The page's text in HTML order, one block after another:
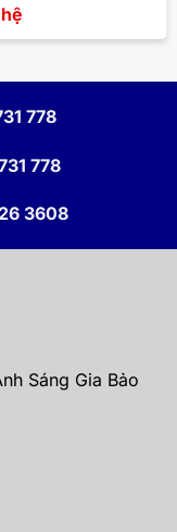
778
778
3608
Sáng Gia Bảo